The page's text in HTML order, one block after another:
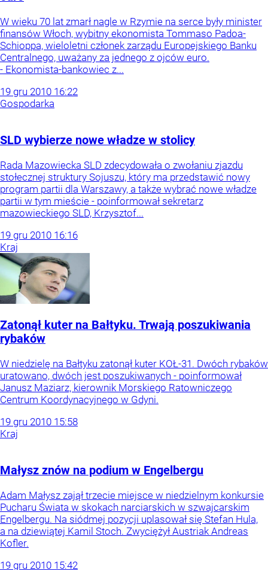
W wieku 70 lat zmarł nagle w Rzymie na serce były minister
finansów Włoch, wybitny ekonomista Tommaso Padoa-
Schioppa, wieloletni członek zarządu Europejskiego Banku
Centralnego, uważany za jednego z ojców euro.
- Ekonomista-bankowiec z...
19 gru 2010 16:22
Gospodarka
SLD wybierze nowe władze w stolicy
Rada Mazowiecka SLD zdecydowała o zwołaniu zjazdu
stołecznej struktury Sojuszu, który ma przedstawić nowy
program partii dla Warszawy, a także wybrać nowe władze
partii w tym mieście - poinformował sekretarz
mazowieckiego SLD, Krzysztof...
19 gru 2010 16:16
Kraj
Zatonął kuter na Bałtyku. Trwają poszukiwania
rybaków
W niedzielę na Bałtyku zatonął kuter KOŁ-31. Dwóch rybaków
uratowano, dwóch jest poszukiwanych - poinformował
Janusz Maziarz, kierownik Morskiego Ratowniczego
Centrum Koordynacyjnego w Gdyni.
19 gru 2010 15:58
Kraj
Małysz znów na podium w Engelbergu
Adam Małysz zajął trzecie miejsce w niedzielnym konkursie
Pucharu Świata w skokach narciarskich w szwajcarskim
Engelbergu. Na siódmej pozycji uplasował się Stefan Hula,
a na dziewiątej Kamil Stoch. Zwyciężył Austriak Andreas
Kofler.
19 gru 2010 15:42